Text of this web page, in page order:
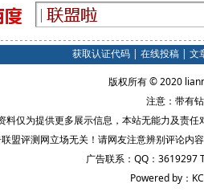
获取认证代码| 在线投稿| 文
版权所有 © 2020
注意：带有
料仅为提供更多展示信息，本站无能力及责
盟评测网立场无关！请网友注意辨别评论内
广告联系：QQ：3619297
Powered by：